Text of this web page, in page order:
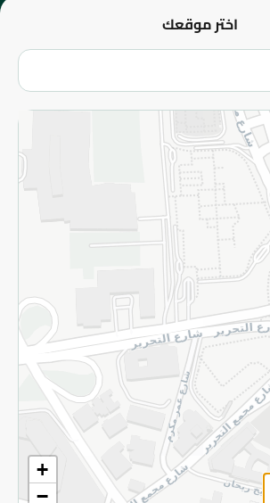
اختر موقعك
+
−
الفروع
سياسة الاستخدام